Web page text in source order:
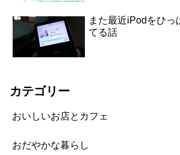
また最近iPodをひっ
てる話
カテゴリー
おいしいお店とカフェ
おだやかな暮らし